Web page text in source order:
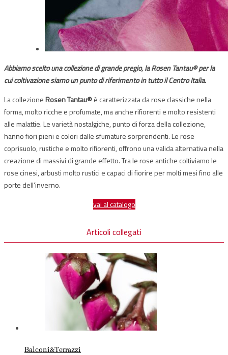
Abbiamo scelto una collezione di grande pregio, la Rosen Tantau® per la
cui coltivazione siamo un punto di riferimento in tutto il Centro Italia.
La collezioneRosen Tantau®è caratterizzata da rose classiche nella
forma, molto ricche e profumate, ma anche rifiorenti e molto resistenti
alle malattie. Le varietà nostalgiche, punto di forza della collezione,
hanno fiori pieni e colori dalle sfumature sorprendenti. Le rose
coprisuolo, rustiche e molto rifiorenti, offrono una valida alternativa nella
creazione di massivi di grande effetto. Tra le rose antiche coltiviamo le
rose cinesi, arbusti molto rustici e capaci di fiorire per molti mesi fino alle
porte dell’inverno.
vai al catalogo
Articoli collegati
Balconi&Terrazzi